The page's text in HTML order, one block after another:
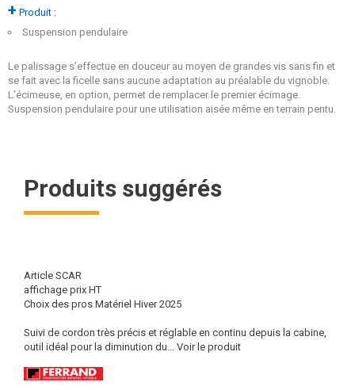
+ Produit :
Suspension pendulaire
Le palissage s’effectue en douceur au moyen de grandes vis sans fin et
se fait avec la ficelle sans aucune adaptation au préalable du vignoble.
L’écimeuse, en option, permet de remplacer le premier écimage.
Suspension pendulaire pour une utilisation aisée même en terrain pentu.
Produits suggérés
Article SCAR
affichage prix HT
Choix des pros Matériel Hiver 2025
Suivi de cordon très précis et réglable en continu depuis la cabine,
outil idéal pour la diminution du... Voir le produit